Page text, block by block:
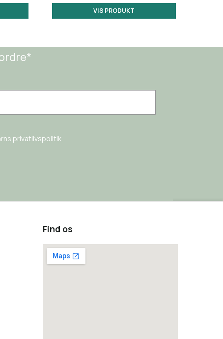
VIS PRODUKT
privatlivspolitik.
Find os